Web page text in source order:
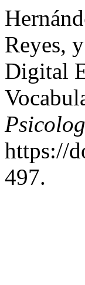
Reyes,
Digital
https://
497.